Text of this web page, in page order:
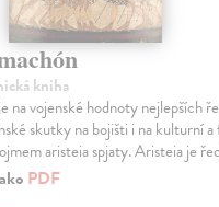
kniha
na vojenské hodnoty nejlepších
skutky na bojišti i na kulturní
aristeia spjaty. Aristeia je
PDF